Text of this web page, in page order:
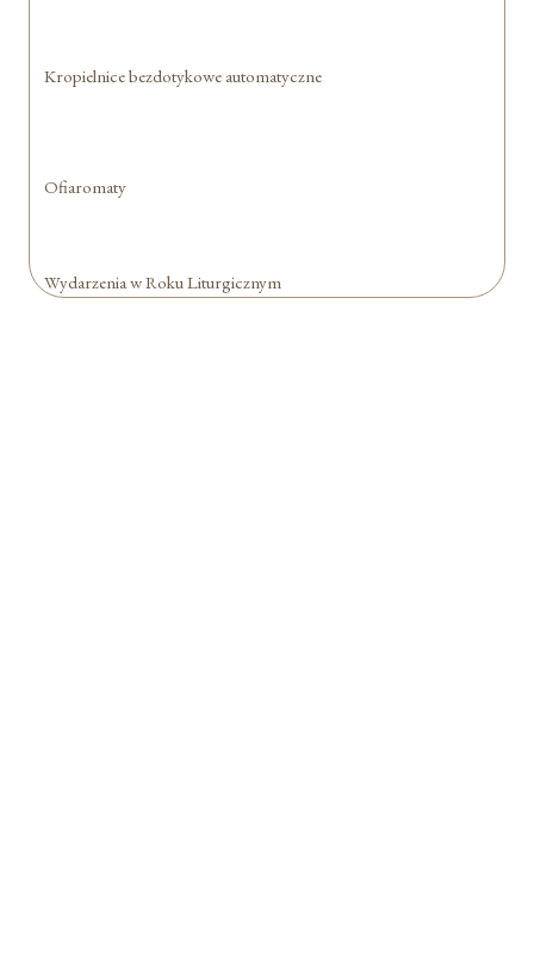
Kropielnice bezdotykowe automatyczne
Ofiaromaty
Wydarzenia w Roku Liturgicznym